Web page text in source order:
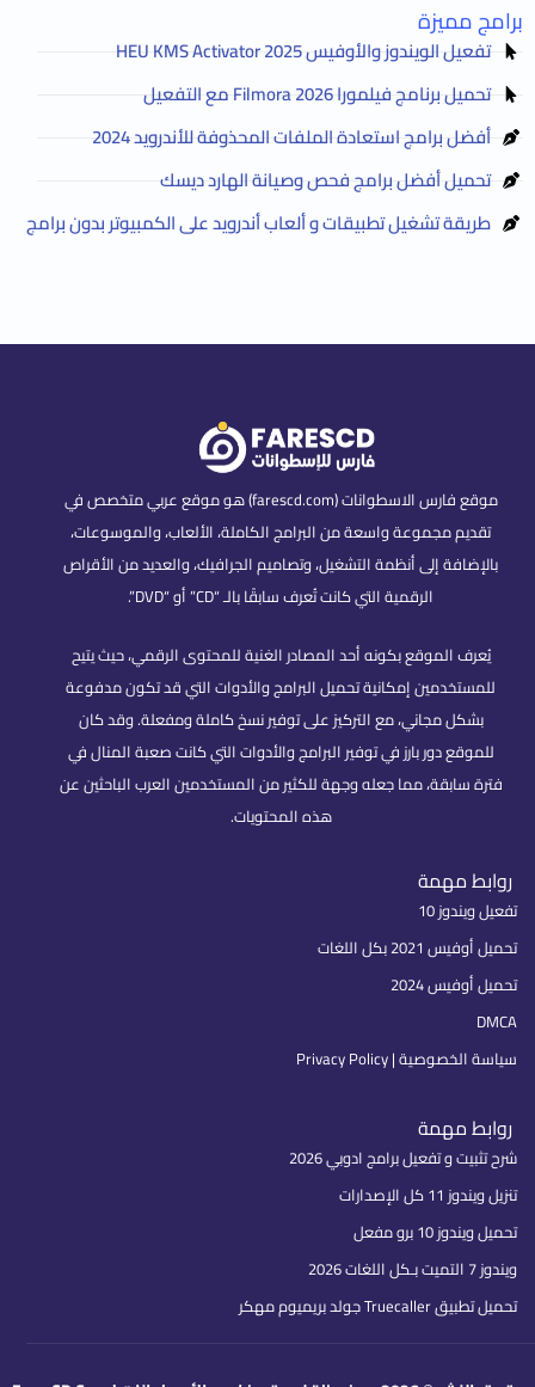
برامج مميزة
تفعيل الويندوز والأوفيس HEU KMS Activator 2025
تحميل برنامج فيلمورا Filmora 2026 مع التفعيل
أفضل برامج استعادة الملفات المحذوفة للأندرويد 2024
تحميل أفضل برامج فحص وصيانة الهارد ديسك
طريقة تشغيل تطبيقات و ألعاب أندرويد على الكمبيوتر بدون برامج
موقع فارس الاسطوانات (farescd.com) هو موقع عربي متخصص في
تقديم مجموعة واسعة من البرامج الكاملة، الألعاب، والموسوعات،
بالإضافة إلى أنظمة التشغيل، وتصاميم الجرافيك، والعديد من الأقراص
الرقمية التي كانت تُعرف سابقًا بالـ “CD” أو “DVD”.
يُعرف الموقع بكونه أحد المصادر الغنية للمحتوى الرقمي، حيث يتيح
للمستخدمين إمكانية تحميل البرامج والأدوات التي قد تكون مدفوعة
بشكل مجاني، مع التركيز على توفير نسخ كاملة ومفعلة. وقد كان
للموقع دور بارز في توفير البرامج والأدوات التي كانت صعبة المنال في
فترة سابقة، مما جعله وجهة للكثير من المستخدمين العرب الباحثين عن
هذه المحتويات.
روابط مهمة
تفعيل ويندوز 10
تحميل أوفيس 2021 بكل اللغات
تحميل أوفيس 2024
DMCA
سياسة الخصوصية | Privacy Policy
روابط مهمة
شرح تثبيت و تفعيل برامج ادوبي 2026
تنزيل ويندوز 11 كل الإصدارات
تحميل ويندوز 10 برو مفعل
ويندوز 7 التميت بـكل اللغات 2026
تحميل تطبيق Truecaller جولد بريميوم مهكر